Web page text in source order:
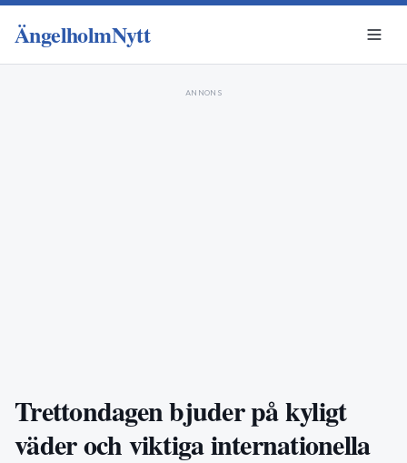
ÄngelholmNytt
ANNONS
Trettondagen bjuder på kyligt
väder och viktiga internationella